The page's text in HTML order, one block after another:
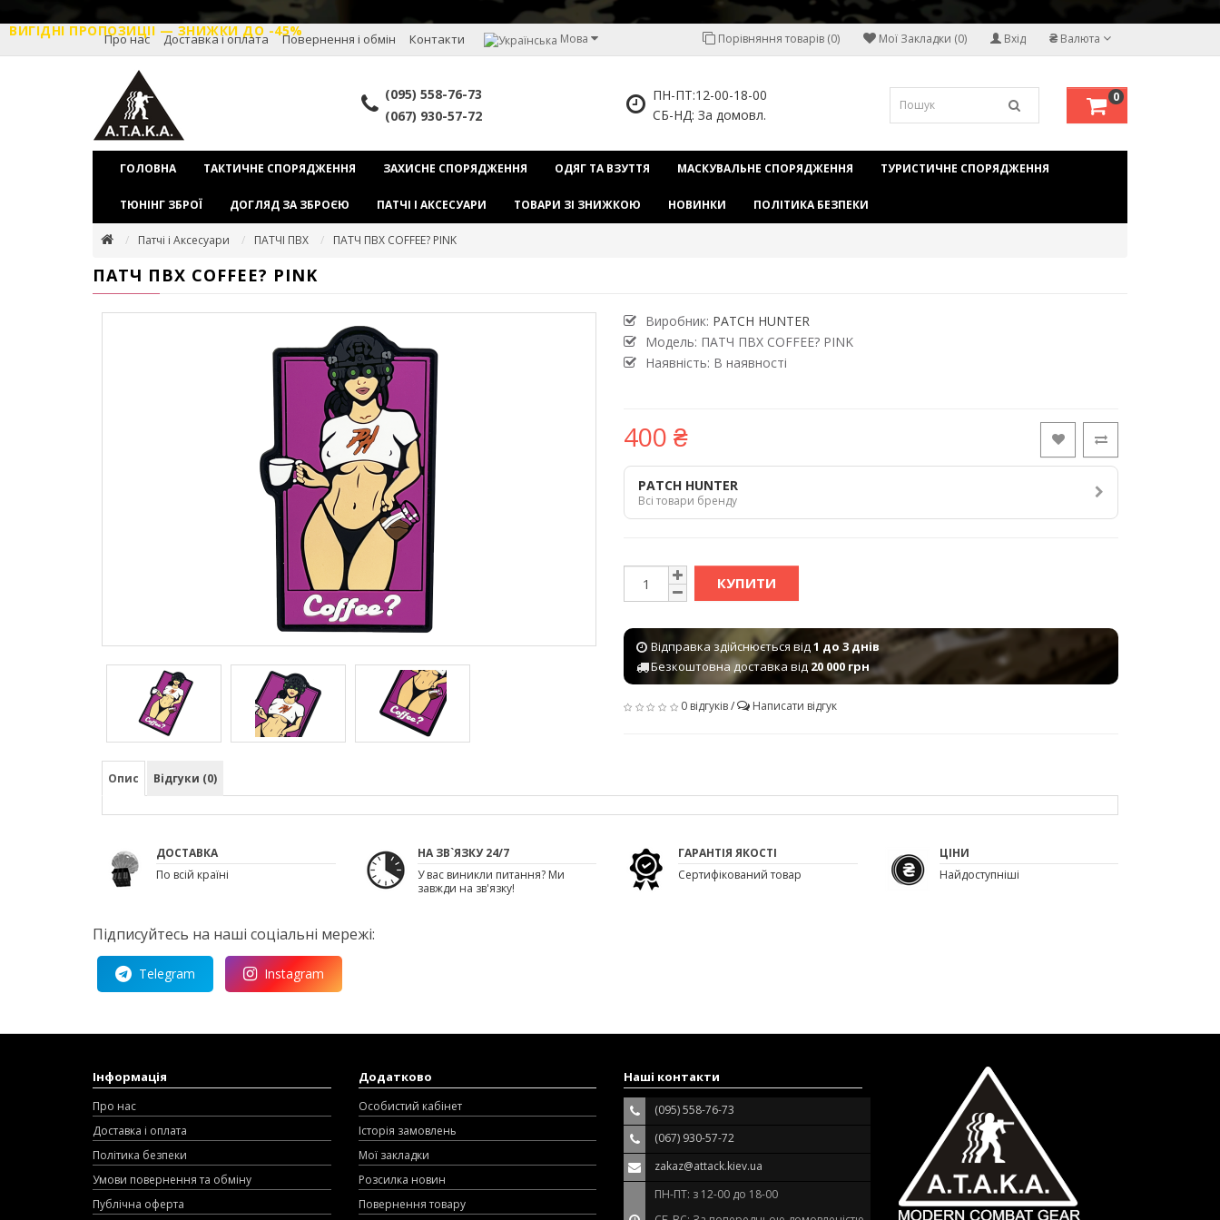
ВИГІДНІ ПРОПОЗИЦІІ — ЗНИЖКИ ДО -45%
Про нас Доставка і оплата Повернення і обмін Контакти ₴ Валюта
Мова Вхід
Мої Закладки (0)
Порівняння товарів (0)
(095) 558-76-73
(067) 930-57-72
ПН-ПТ:12-00-18-00
СБ-НД: За домовл.
0
ГОЛОВНА ТАКТИЧНЕ СПОРЯДЖЕННЯ ЗАХИСНЕ СПОРЯДЖЕННЯ ОДЯГ ТА ВЗУТТЯ МАСКУВАЛЬНЕ СПОРЯДЖЕННЯ ТУРИСТИЧНЕ СПОРЯДЖЕННЯ
ТЮНІНГ ЗБРОЇ ДОГЛЯД ЗА ЗБРОЄЮ ПАТЧІ І АКСЕСУАРИ ТОВАРИ ЗІ ЗНИЖКОЮ НОВИНКИ ПОЛІТИКА БЕЗПЕКИ
Патчі і Аксесуари ПАТЧІ ПВХ ПАТЧ ПВХ COFFEE? PINK
ПАТЧ ПВХ COFFEE? PINK
Виробник: PATCH HUNTER
Модель: ПАТЧ ПВХ COFFEE? PINK
Наявність: В наявності
400 ₴
PATCH HUNTER
Всі товари бренду
КУПИТИ
Відправка здійснюється від1 до 3 днів
Безкоштовна доставка від 20 000 грн
0 відгуків/ Написати відгук
Опис Відгуки (0)
ДОСТАВКА
По всій країні
НА ЗВ`ЯЗКУ 24/7
У вас виникли питання? Ми
завжди на зв'язку!
ГАРАНТІЯ ЯКОСТІ
Сертифікований товар
ЦІНИ
Найдоступніші
Підписуйтесь на наші соціальні мережі:
Telegram Instagram
Інформація
Про нас
Доставка і оплата
Політика безпеки
Умови повернення та обміну
Публічна оферта
Додатково
Особистий кабінет
Історія замовлень
Мої закладки
Розсилка новин
Повернення товару
Наші контакти
(095) 558-76-73
(067) 930-57-72
zakaz@attack.kiev.ua
ПН-ПТ: з 12-00 до 18-00